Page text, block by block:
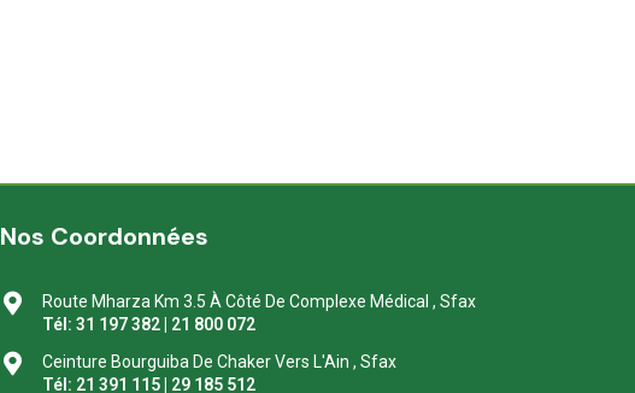
Nos Coordonnées
Route Mharza Km 3.5 À Côté De Complexe Médical , Sfax
Tél: 31 197 382 | 21 800 072
Ceinture Bourguiba De Chaker Vers L'Ain , Sfax
Tél: 21 391 115 | 29 185 512